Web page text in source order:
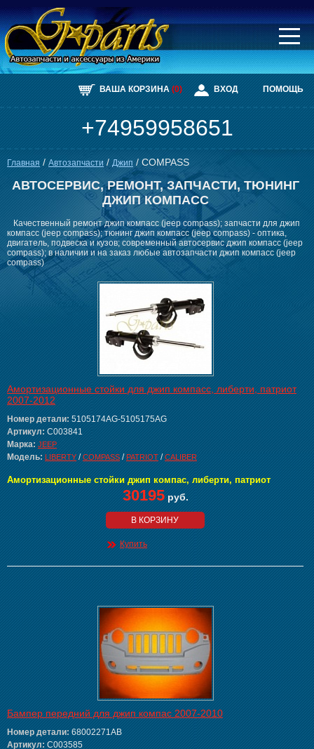
ВАША КОРЗИНА (0) ВХОД ПОМОЩЬ
+74959958651
Главная
Каталог
Автосервис
Главная /Автозапчасти/ Джип / COMPASS
АВТОСЕРВИС, РЕМОНТ, ЗАПЧАСТИ, ТЮНИНГ
ДЖИП КОМПАСС
Качественный ремонт джип компасс (jeep compass); запчасти для джип
компасс (jeep compass); тюнинг джип компасс (jeep compass) - оптика,
двигатель, подвеска и кузов; современный автосервис джип компасс (jeep
compass); в наличии и на заказ любые автозапчасти джип компасс (jeep
compass)
Амортизационные стойки для джип компасс, либерти, патриот
2007-2012
Номер детали: 5105174AG-5105175AG
Артикул: C003841
Марка: JEEP
Модель: LIBERTY /COMPASS /PATRIOT /CALIBER
Амортизационные стойки джип компас, либерти, патриот
30195руб.
В КОРЗИНУ
Купить
Бампер передний для джип компас 2007-2010
Номер детали: 68002271AB
Артикул: C003585